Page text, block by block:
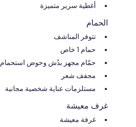
أغطية سرير متميزة
الحمام
تتوفر المناشف
حمام 1 خاص
حمّام مجهز بدُش وحوض استحمام
مجفف شعر
مستلزمات عناية شخصية مجانية
غرف معيشة
غرفة معيشة